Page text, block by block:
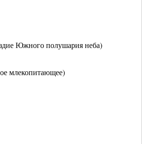
Южного полушария неба)
млекопитающее)